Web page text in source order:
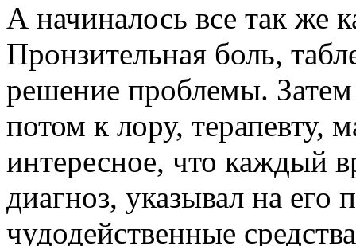
А начиналось все так же
Пронзительная боль,
решение проблемы. Затем
потом к лору, терапевту,
интересное, что каждый
диагноз, указывал на его
чудодейственные